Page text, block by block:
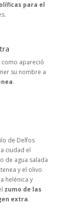
para el
apareció
su nombre a
.
de Delfos
ciudad el
de agua salada
y el olivo
helénica y
zumo de las
extra.